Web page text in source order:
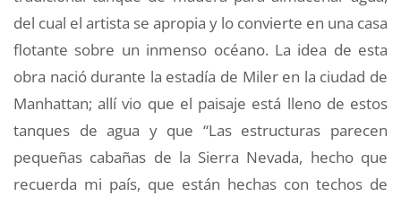
del cual el artista se apropia y lo convierte en una casa
flotante sobre un inmenso océano. La idea de esta
obra nació durante la estadía de Miler en la ciudad de
Manhattan; allí vio que el paisaje está lleno de estos
tanques de agua y que “Las estructuras parecen
pequeñas cabañas de la Sierra Nevada, hecho que
recuerda mi país, que están hechas con techos de